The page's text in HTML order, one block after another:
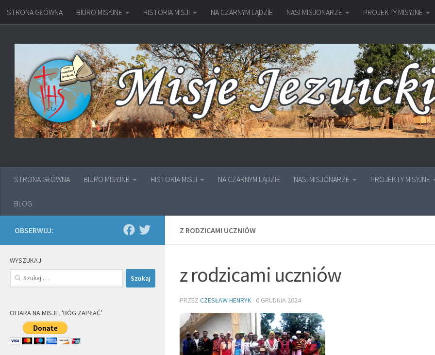
Przejdź do treści
STRONA GŁÓWNA BIURO MISYJNE HISTORIA MISJI NA CZARNYM LĄDZIE NASI MISJONARZE PROJEKTY MISYJNE
STRONA GŁÓWNA BIURO MISYJNE HISTORIA MISJI NA CZARNYM LĄDZIE NASI MISJONARZE PROJEKTY MISYJNE
BLOG
Z RODZICAMI UCZNIÓW
z rodzicami uczniów
PRZEZ CZESŁAW HENRYK · 6 GRUDNIA 2024
OBSERWUJ:
WYSZUKAJ
Szukaj:
OFIARA NA MISJE. 'BÓG ZAPŁAĆ’